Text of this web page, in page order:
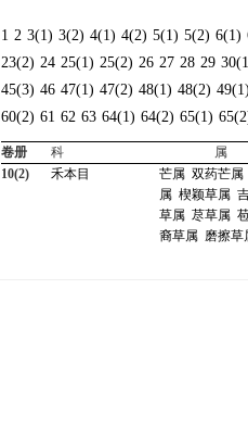
1 2 3(1) 3(2) 4(1) 4(2) 5(1) 5(2) 6(1)
23(2) 24 25(1) 25(2) 26 27 28 29
45(3) 46 47(1) 47(2) 48(1) 48(2) 49(1)
60(2) 61 62 63 64(1) 64(2) 65(1)
卷册 科
属
10(2)
禾本目 芒属 双药芒属
属 楔颖草属
草属 荩草属
裔草属 磨擦草